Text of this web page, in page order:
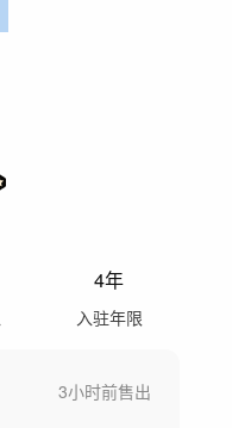
4年
入驻年限
3小时前售出